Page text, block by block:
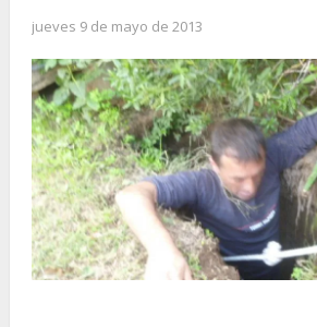
jueves 9 de mayo de 2013